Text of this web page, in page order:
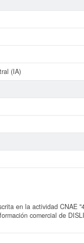
(IA)
en la actividad CNAE
comercial de